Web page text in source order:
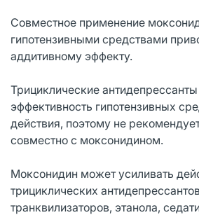
Совместное применение
гипотензивными средствами
аддитивному эффекту.
Трициклические
эффективность гипотензивных
действия, поэтому не
совместно с моксонидином.
Моксонидин может усиливать
трициклических
транквилизаторов, этанола,